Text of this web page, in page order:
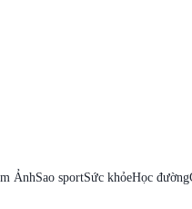
ẢnhSao sportSức khỏeHọc đường